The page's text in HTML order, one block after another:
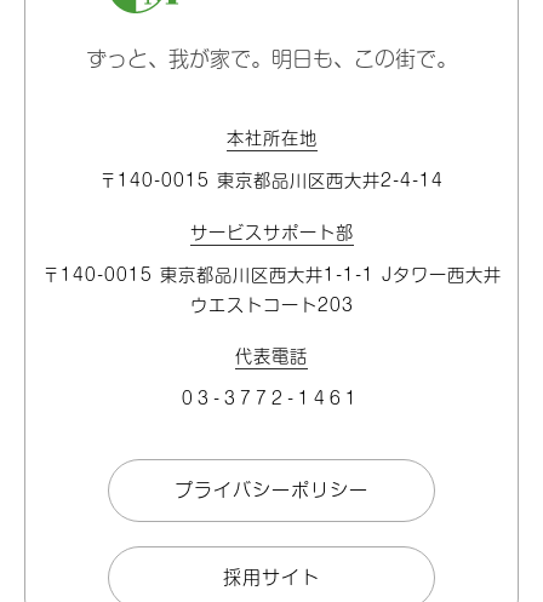
ずっと、我が家で。明日も、この街で。
本社所在地
〒140-0015 東京都品川区⻄大井2-4-14
サービスサポート部
〒140-0015 東京都品川区⻄大井1-1-1 Jタワー⻄大井
ウエストコート203
代表電話
03-3772-1461
プライバシーポリシー
採用サイト